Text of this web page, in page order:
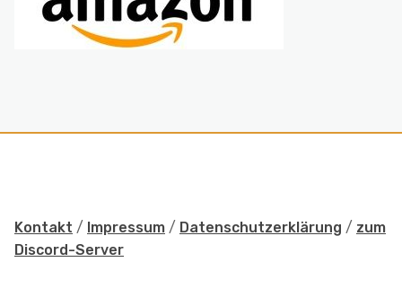
Kontakt / Impressum / Datenschutzerklärung / zum
Discord-Server